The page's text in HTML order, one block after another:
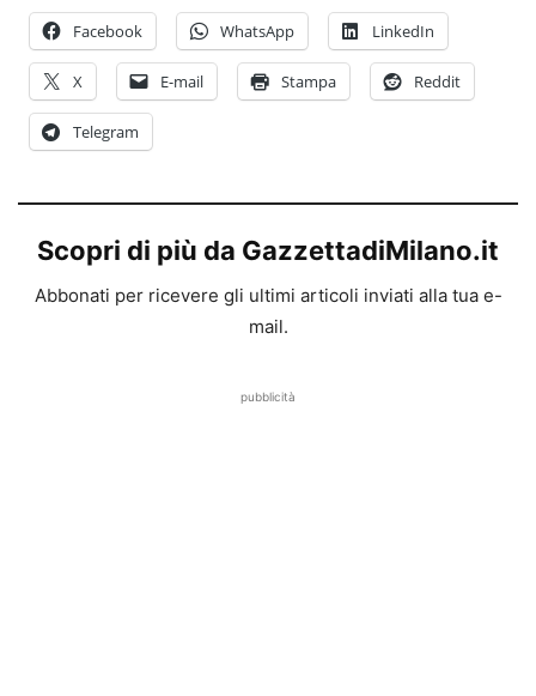
Facebook WhatsApp LinkedIn
X E-mail Stampa Reddit
Telegram
Scopri di più da GazzettadiMilano.it
Abbonati per ricevere gli ultimi articoli inviati alla tua e-
mail.
pubblicità